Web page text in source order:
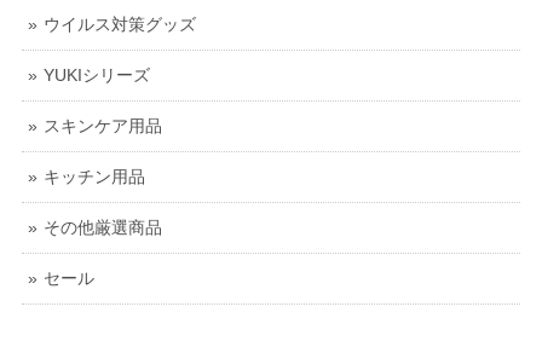
ウイルス対策グッズ
YUKIシリーズ
スキンケア用品
キッチン用品
その他厳選商品
セール